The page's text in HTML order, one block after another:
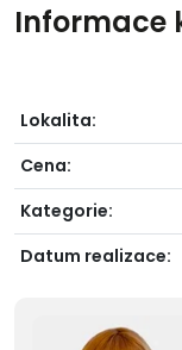
Informace
Lokalita:
Cena:
Kategorie:
Datum realizace: